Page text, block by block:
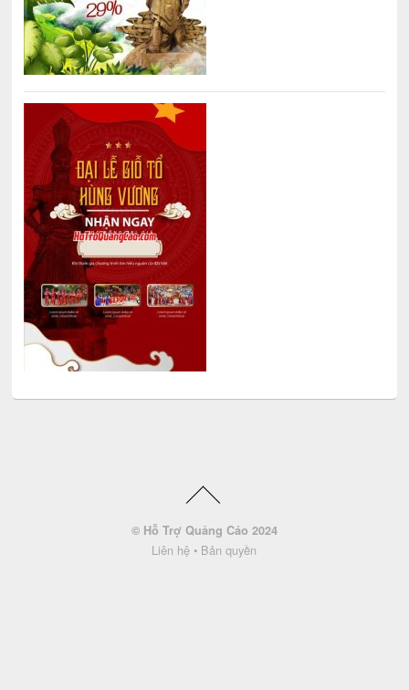
© Hỗ Trợ Quảng Cáo 2024
Liên hệ • Bản quyền